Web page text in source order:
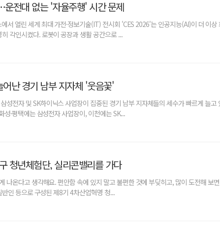
전대 없는 '자율주행' 시간 문제
서 열린 세계 최대 가전·정보기술(IT) 전시회 'CES 2026'는 인공지능(AI)이 더 이상
각인시켰다. 로봇이 공장과 생활 공간으로 ...
난 경기 남부 지자체 '웃음꽃'
성전자 및 SK하이닉스 사업장이 집중된 경기 남부 지자체들의 세수가 빠르게 늘고
성·평택에는 삼성전자 사업장이, 이천에는 SK...
청년체험단, 실리콘밸리를 가다
나온다고 생각해요. 편안함 속에 있지 말고 불편한 것에 부딪히고, 많이 도전해 보
인 등으로 구성된 제8기 4차산업혁명 청...